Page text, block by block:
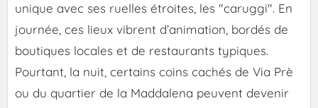
unique avec ses ruelles étroites, les "caruggi". En
journée, ces lieux vibrent d’animation, bordés de
boutiques locales et de restaurants typiques.
Pourtant, la nuit, certains coins cachés de Via Prè
ou du quartier de la Maddalena peuvent devenir